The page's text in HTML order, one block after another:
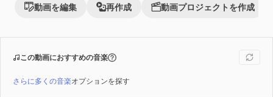
動画を編集 再作成 動画プロジェクトを作成
この動画におすすめの音楽
さらに多くの音楽オプションを探す